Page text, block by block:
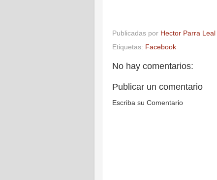
Publicadas por Hector Parra Leal
Etiquetas: Facebook
No hay comentarios:
Publicar un comentario
Escriba su Comentario